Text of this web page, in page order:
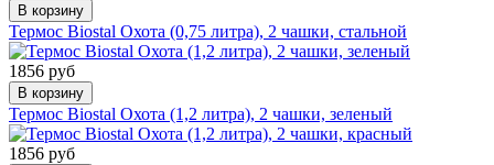
В корзину
Термос Biostal Охота (0,75 литра), 2 чашки, стальной
1856 руб
В корзину
Термос Biostal Охота (1,2 литра), 2 чашки, зеленый
1856 руб